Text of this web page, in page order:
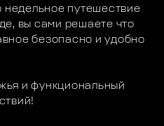
недельное путешествие
вы сами решаете что
безопасно и удобно
и функциональный